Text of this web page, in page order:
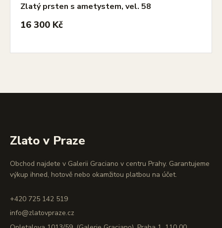
Zlatý prsten s ametystem, vel. 58
16 300 Kč
Zlato v Praze
Obchod najdete v Galerii Graciano v centru Prahy. Garantujeme
výkup ihned, hotově nebo okamžitou platbou na účet.
+420 725 142 519
info@zlatovpraze.cz